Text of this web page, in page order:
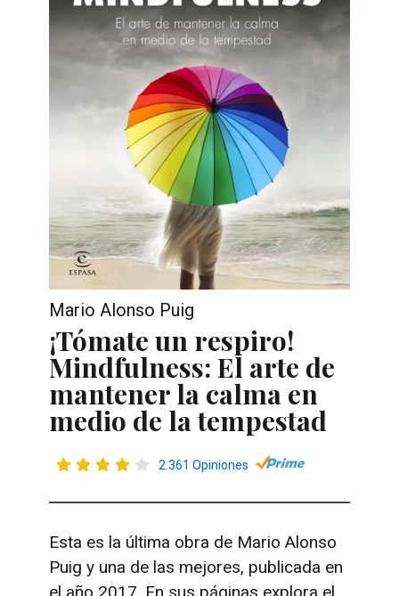
Mario Alonso Puig
¡Tómate un respiro!
Mindfulness: El arte de
mantener la calma en
medio de la tempestad
2.361 Opiniones
Esta es la última obra de Mario Alonso
Puig y una de las mejores, publicada en